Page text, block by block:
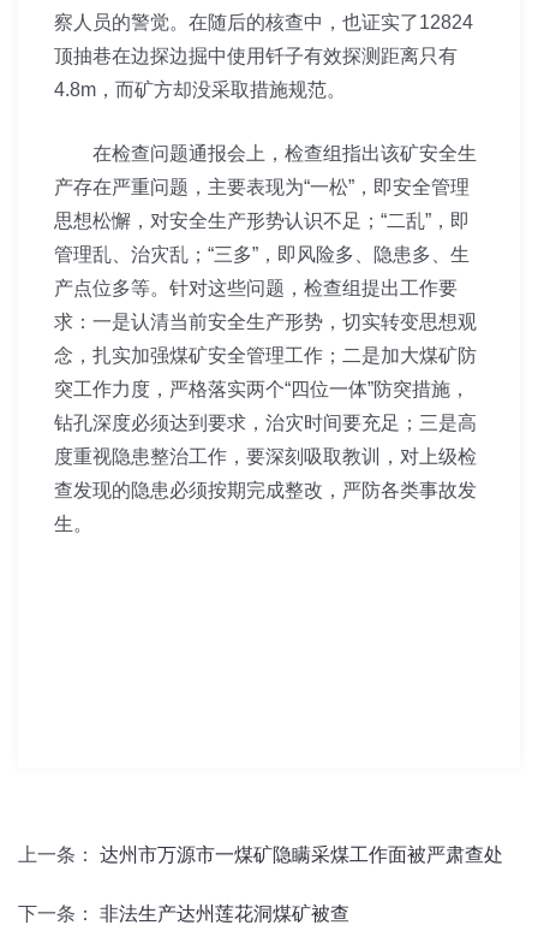
察人员的警觉。在随后的核查中，也证实了12824
顶抽巷在边探边掘中使用钎子有效探测距离只有
4.8m，而矿方却没采取措施规范。
在检查问题通报会上，检查组指出该矿安全生
产存在严重问题，主要表现为“一松”，即安全管理
思想松懈，对安全生产形势认识不足；“二乱”，即
管理乱、治灾乱；“三多”，即风险多、隐患多、生
产点位多等。针对这些问题，检查组提出工作要
求：一是认清当前安全生产形势，切实转变思想观
念，扎实加强煤矿安全管理工作；二是加大煤矿防
突工作力度，严格落实两个“四位一体”防突措施，
钻孔深度必须达到要求，治灾时间要充足；三是高
度重视隐患整治工作，要深刻吸取教训，对上级检
查发现的隐患必须按期完成整改，严防各类事故发
生。
上一条： 达州市万源市一煤矿隐瞒采煤工作面被严肃查处
下一条： 非法生产达州莲花洞煤矿被查